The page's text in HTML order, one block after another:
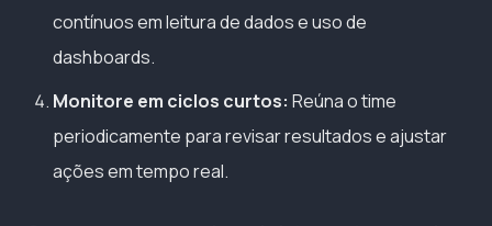
contínuos em leitura de dados e uso de
dashboards.
Monitore em ciclos curtos: Reúna o time
periodicamente para revisar resultados e ajustar
ações em tempo real.